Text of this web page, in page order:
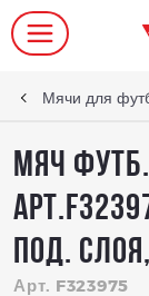
Мячи для
Мяч футб.
под.
Арт. F323975